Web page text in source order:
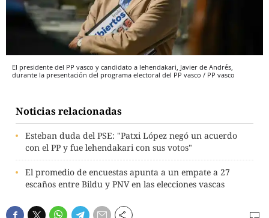
El presidente del PP vasco y candidato a lehendakari, Javier de Andrés,
durante la presentación del programa electoral del PP vasco / PP vasco
Noticias relacionadas
Esteban duda del PSE: "Patxi López negó un acuerdo
con el PP y fue lehendakari con sus votos"
El promedio de encuestas apunta a un empate a 27
escaños entre Bildu y PNV en las elecciones vascas